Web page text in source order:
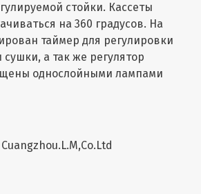
стойки. Кассеты
на 360 градусов. На
таймер для регулировки
а так же регулятор
однослойными лампами